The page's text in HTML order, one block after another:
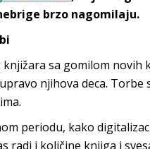
brzo nagomilaju.
sa gomilom novih
njihova deca.
periodu, kako
radi i količine knjiga i